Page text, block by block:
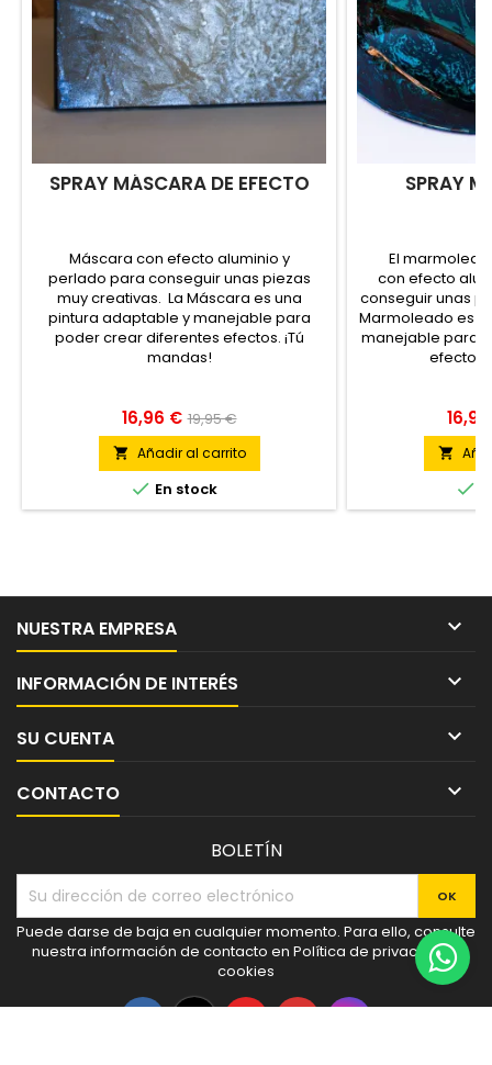
SPRAY MÁSCARA DE EFECTO
Máscara con efecto aluminio y
perlado para conseguir unas piezas
muy creativas. La Máscara es una
pintura adaptable y manejable para
poder crear diferentes efectos. ¡Tú
mandas!
16,96 € 19,95 €
 Añadir al carrito
 En stock
SPRAY
El
con efecto
conseguir unas
Marmoleado es
manejable para
efectos.


NUESTRA EMPRESA 
INFORMACIÓN DE INTERÉS 
SU CUENTA 
CONTACTO 
BOLETÍN
Puede darse de baja en cualquier momento. Para ello, consulte
nuestra información de contacto en Política de privacidad y
cookies